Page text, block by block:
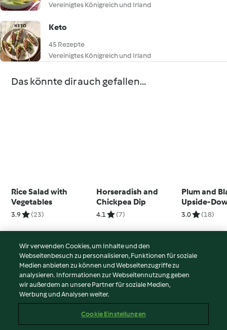
Vereinigtes Königreich und Irland
Keto
45 Rezepte
Vereinigtes Königreich und Irland
Das könnte dir auch gefallen...
Rice Salad with
Vegetables
3.9 (23)
Horseradish and
Chickpea Dip
4.1 (7)
Plum and
Upside-
3.0 (18)
© Copyright 2026
Nutzungsbedingungen
Datenschutzrichtlinien
Impressum
Wir verwenden Cookies, um Inhalte und den
Webseitenbesuch zu personalisieren, Funktionen für soziale
Medien anbieten zu können und Webseitenzugriffe zu
analysieren. Informationen zur Webseitennutzung geben
wir außerdem an unsere Partner für soziale Medien,
Werbung und Analysen weiter.
Cookie Einstellungen